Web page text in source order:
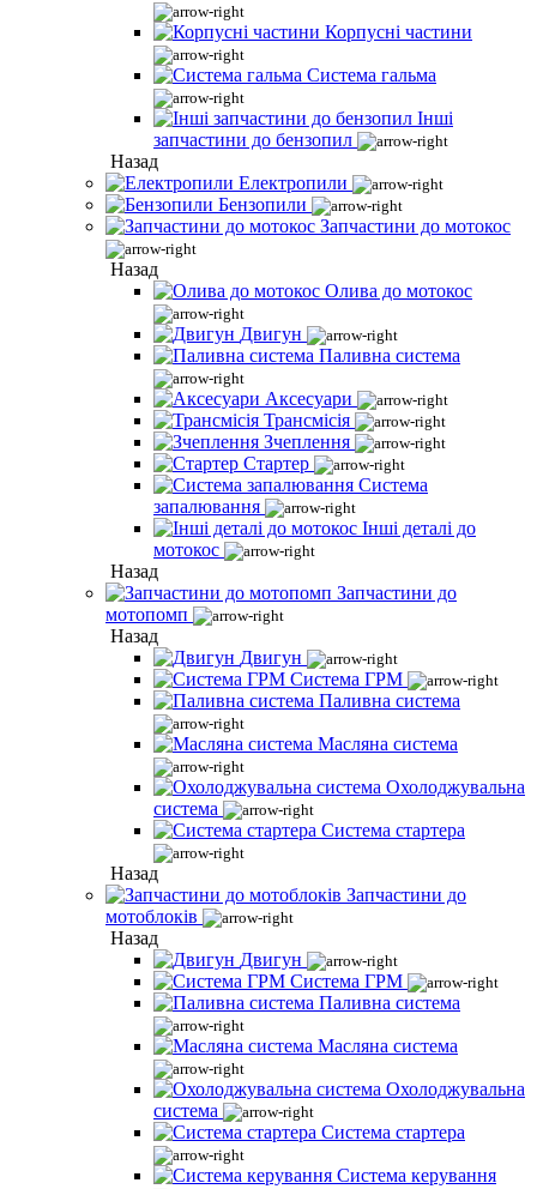
Корпусні частини
Система гальма
Інші
запчастини до бензопил
Назад
Електропили
Бензопили
Запчастини до мотокос
Назад
Олива до мотокос
Двигун
Паливна система
Аксесуари
Трансмісія
Зчеплення
Стартер
Система
запалювання
Інші деталі до
мотокос
Назад
Запчастини до
мотопомп
Назад
Двигун
Система ГРМ
Паливна система
Масляна система
Охолоджувальна
система
Система стартера
Назад
Запчастини до
мотоблоків
Назад
Двигун
Система ГРМ
Паливна система
Масляна система
Охолоджувальна
система
Система стартера
Система керування